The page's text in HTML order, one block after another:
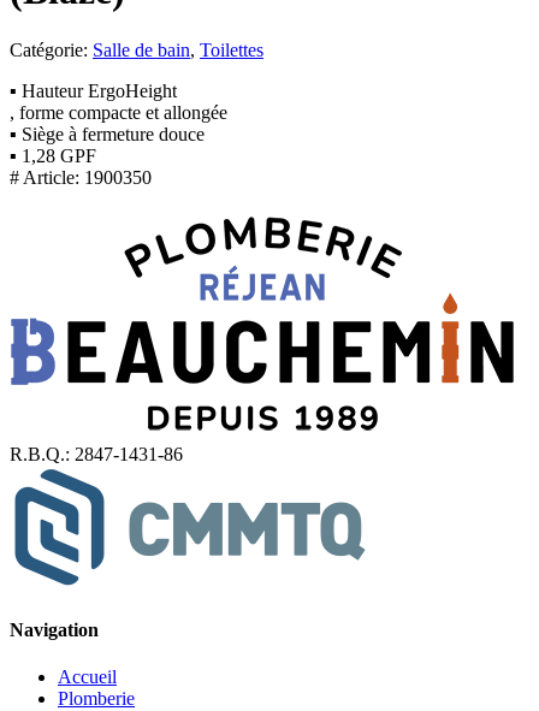
Catégorie: Salle de bain, Toilettes
▪ Hauteur ErgoHeight
, forme compacte et allongée
▪ Siège à fermeture douce
▪ 1,28 GPF
# Article: 1900350
R.B.Q.: 2847-1431-86
Navigation
Accueil
Plomberie